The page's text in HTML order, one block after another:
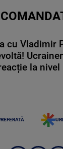
cu Vladimir
la nivel